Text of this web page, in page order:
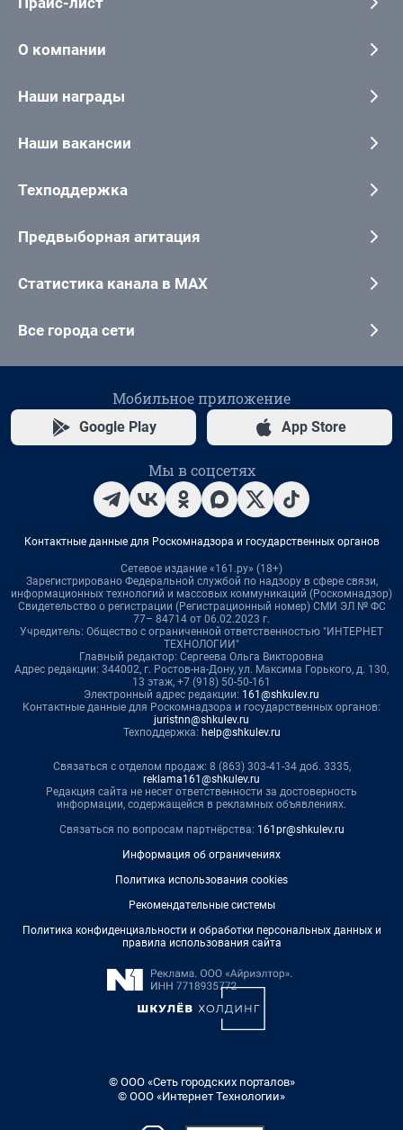
О компании
Наши награды
Наши вакансии
Техподдержка
Предвыборная агитация
Статистика канала в MAX
Все города сети
Мобильное приложение
Google Play App Store
Мы в соцсетях
Контактные данные для Роскомнадзора и государственных органов
Сетевое издание «161.ру» (18+)
Зарегистрировано Федеральной службой по надзору в сфере связи,
информационных технологий и массовых коммуникаций (Роскомнадзор)
Свидетельство о регистрации (Регистрационный номер) СМИ ЭЛ № ФС
77– 84714 от 06.02.2023 г.
Учредитель: Общество с ограниченной ответственностью "ИНТЕРНЕТ
ТЕХНОЛОГИИ"
Главный редактор: Сергеева Ольга Викторовна
Адрес редакции: 344002, г. Ростов-на-Дону, ул. Максима Горького, д. 130,
13 этаж, +7 (918) 50-50-161
Электронный адрес редакции: 161@shkulev.ru
Контактные данные для Роскомнадзора и государственных органов:
juristnn@shkulev.ru
Техподдержка: help@shkulev.ru
Связаться с отделом продаж: 8 (863) 303-41-34 доб. 3335,
reklama161@shkulev.ru
Редакция сайта не несет ответственности за достоверность
информации, содержащейся в рекламных объявлениях.
Связаться по вопросам партнёрства: 161pr@shkulev.ru
Информация об ограничениях
Политика использования cookies
Рекомендательные системы
Политика конфиденциальности и обработки персональных данных и
правила использования сайта
© ООО «Сеть городских порталов»
© ООО «Интернет Технологии»